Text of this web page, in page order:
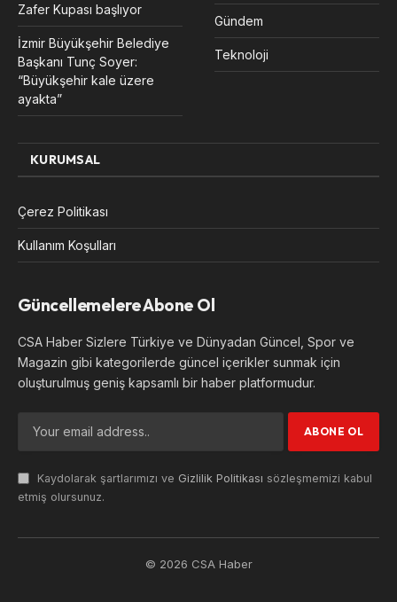
Zafer Kupası başlıyor
İzmir Büyükşehir Belediye
Başkanı Tunç Soyer:
“Büyükşehir kale üzere
ayakta”
Gündem
Teknoloji
KURUMSAL
Çerez Politikası
Kullanım Koşulları
Güncellemelere Abone Ol
CSA Haber Sizlere Türkiye ve Dünyadan Güncel, Spor ve
Magazin gibi kategorilerde güncel içerikler sunmak için
oluşturulmuş geniş kapsamlı bir haber platformudur.
Kaydolarak şartlarımızı ve Gizlilik Politikası sözleşmemizi kabul
etmiş olursunuz.
© 2026 CSA Haber